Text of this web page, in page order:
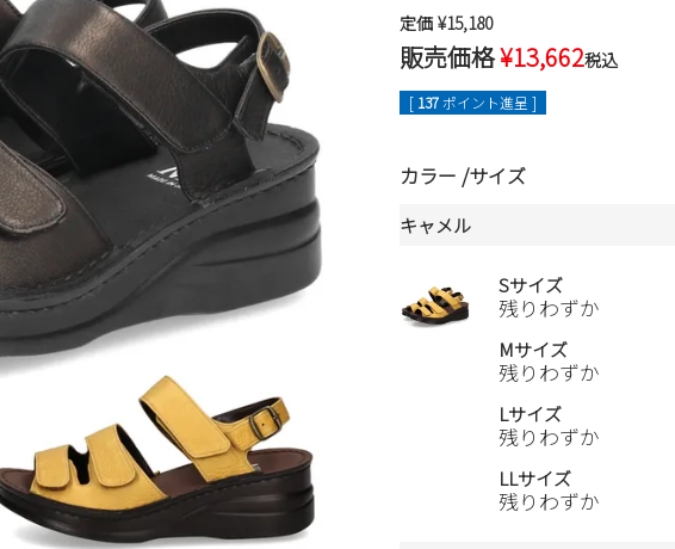
定価 ¥15,180
販売価格¥13,662税込
[ 137ポイント進呈 ]
カラー サイズ
キャメル
Sサイズ
残りわずか
Mサイズ
残りわずか
Lサイズ
残りわずか
LLサイズ
残りわずか